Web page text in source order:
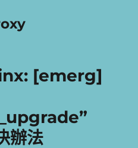
[emerg]
辦法